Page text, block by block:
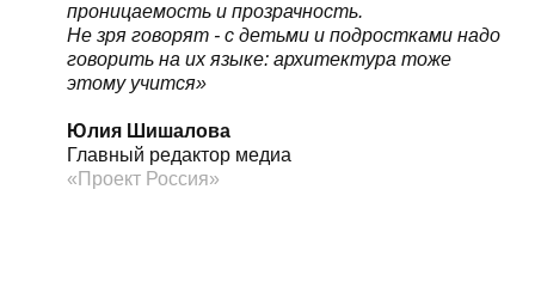
проницаемость и прозрачность.
Не зря говорят - с детьми и подростками надо
говорить на их языке: архитектура тоже
этому учится»
Юлия Шишалова
Главный редактор медиа
«Проект Россия»